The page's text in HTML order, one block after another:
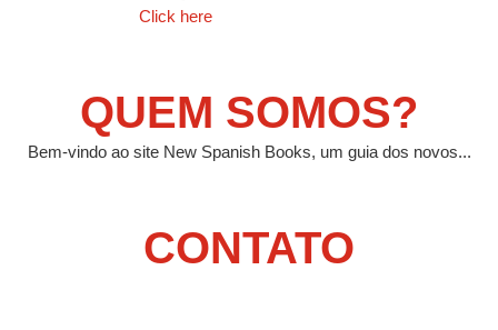
Click here
QUEM SOMOS?
Bem-vindo ao site New Spanish Books, um guia dos novos...
CONTATO